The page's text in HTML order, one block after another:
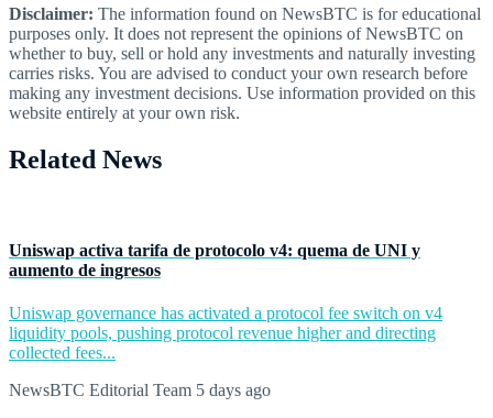
Disclaimer: The information found on NewsBTC is for educational
purposes only. It does not represent the opinions of NewsBTC on
whether to buy, sell or hold any investments and naturally investing
carries risks. You are advised to conduct your own research before
making any investment decisions. Use information provided on this
website entirely at your own risk.
Related News
Uniswap activa tarifa de protocolo v4: quema de UNI y
aumento de ingresos
Uniswap governance has activated a protocol fee switch on v4
liquidity pools, pushing protocol revenue higher and directing
collected fees...
NewsBTC Editorial Team 5 days ago